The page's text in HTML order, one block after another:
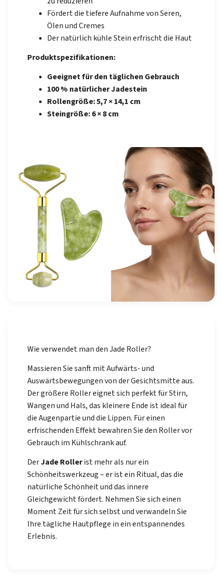
Fördert die tiefere Aufnahme von Seren,
Ölen und Cremes
Der natürlich kühle Stein erfrischt die Haut
Produktspezifikationen:
Geeignet für den täglichen Gebrauch
100 % natürlicher Jadestein
Rollengröße: 5,7 × 14,1 cm
Steingröße: 6 × 8 cm
Wie verwendet man den Jade Roller?
Massieren Sie sanft mit Aufwärts- und
Auswärtsbewegungen von der Gesichtsmitte aus.
Der größere Roller eignet sich perfekt für Stirn,
Wangen und Hals, das kleinere Ende ist ideal für
die Augenpartie und die Lippen. Für einen
erfrischenden Effekt bewahren Sie den Roller vor
Gebrauch im Kühlschrank auf.
DerJade Rollerist mehr als nur ein
Schönheitswerkzeug – er ist ein Ritual, das die
natürliche Schönheit und das innere
Gleichgewicht fördert. Nehmen Sie sich einen
Moment Zeit für sich selbst und verwandeln Sie
Ihre tägliche Hautpflege in ein entspannendes
Erlebnis.